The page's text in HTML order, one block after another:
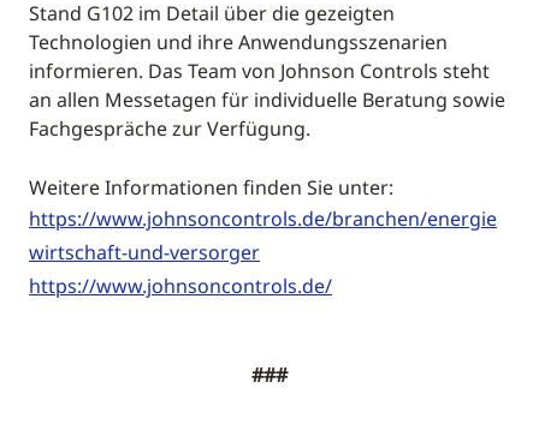
Stand G102 im Detail über die gezeigten
Technologien und ihre Anwendungsszenarien
informieren. Das Team von Johnson Controls steht
an allen Messetagen für individuelle Beratung sowie
Fachgespräche zur Verfügung.
Weitere Informationen finden Sie unter:
https://www.johnsoncontrols.de/branchen/energie
wirtschaft-und-versorger
https://www.johnsoncontrols.de/
###